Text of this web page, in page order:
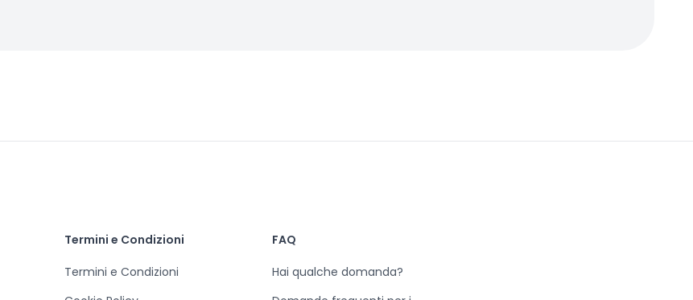
Termini e Condizioni
Termini e Condizioni
FAQ
Hai qualche domanda?